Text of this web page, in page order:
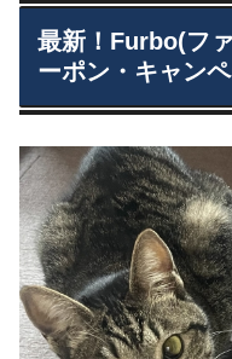
最新！Furbo(フ
ーポン・キャン